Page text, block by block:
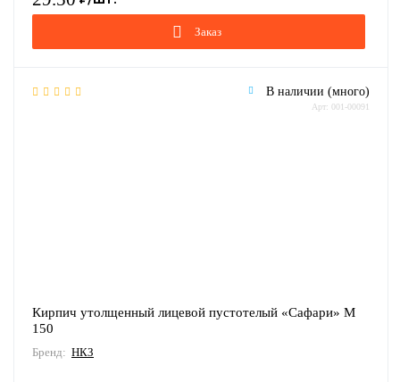
Заказ
Кирпич утолщенный лицевой пустотелый «Сафари» М
150
Бренд: НКЗ
В наличии (много)
Арт: 001-00091